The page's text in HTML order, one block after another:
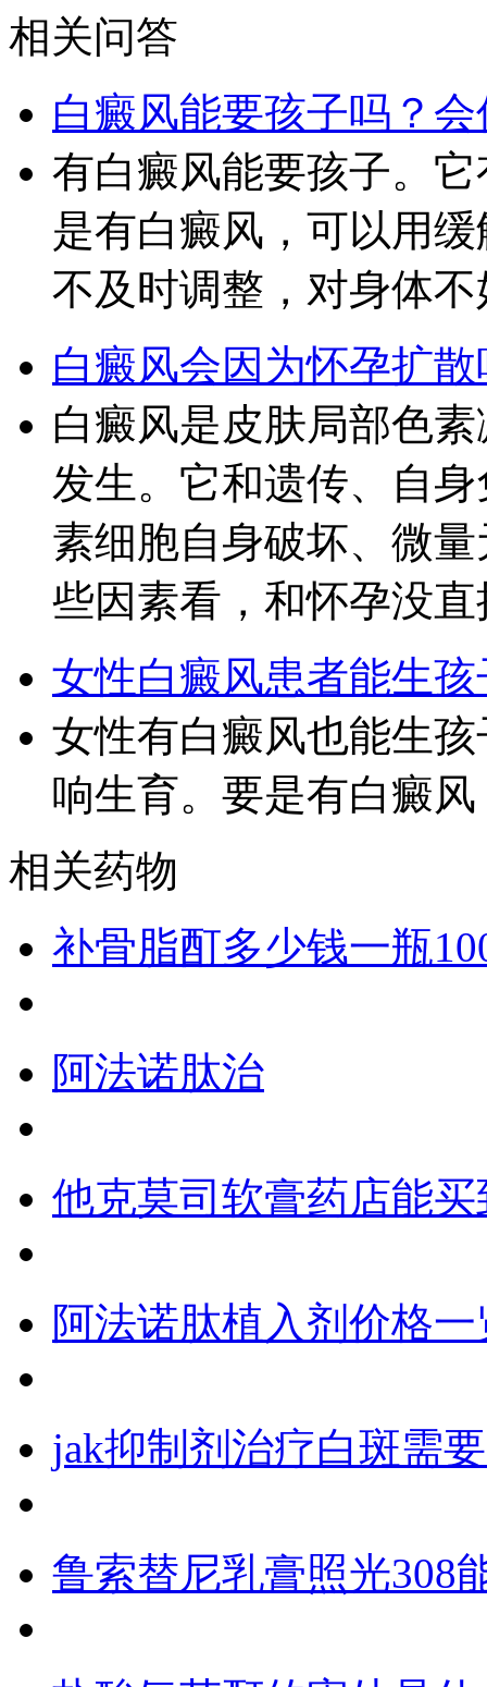
相关问答
白癜风能要孩子吗？
有白癜风能要孩子。
是有白癜风，可以用
不及时调整，对身体
白癜风会因为怀孕扩散
白癜风是皮肤局部色
发生。它和遗传、自
素细胞自身破坏、微
些因素看，和怀孕没
女性白癜风患者能生孩
女性有白癜风也能生
响生育。要是有白癜
相关药物
补骨脂酊多少钱一瓶
阿法诺肽治
他克莫司软膏药店能买
阿法诺肽植入剂价格
jak抑制剂治疗白斑需
鲁索替尼乳膏照光308